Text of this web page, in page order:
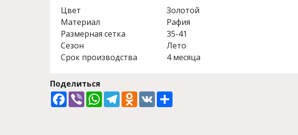
Цвет
Золотой
Материал
Рафия
Размерная сетка
35-41
Сезон
Лето
Срок производства
4 месяца
Поделиться
Facebook
ViberWhatsApp
TelegramOdnoklassniki
VK